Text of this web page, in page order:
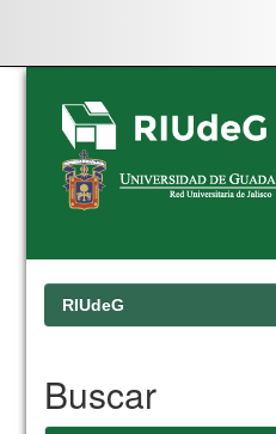
Skip
navigation
RIUdeG
Buscar